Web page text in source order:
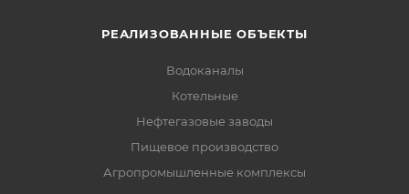
РЕАЛИЗОВАННЫЕ ОБЪЕКТЫ
Водоканалы
Котельные
Нефтегазовые заводы
Пищевое производство
Агропромышленные комплексы